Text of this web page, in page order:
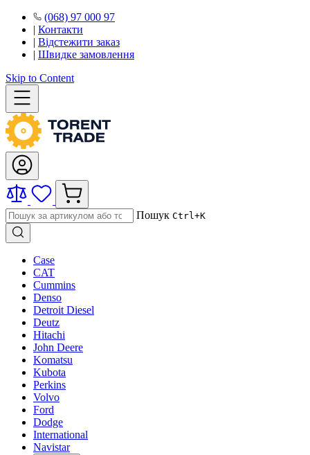
(068) 97 000 97
| Контакти
| Відстежити заказ
| Швидке замовлення
Skip to Content
Пошук Ctrl+K
Case
CAT
Cummins
Denso
Detroit Diesel
Deutz
Hitachi
John Deere
Komatsu
Kubota
Perkins
Volvo
Ford
Dodge
International
Navistar